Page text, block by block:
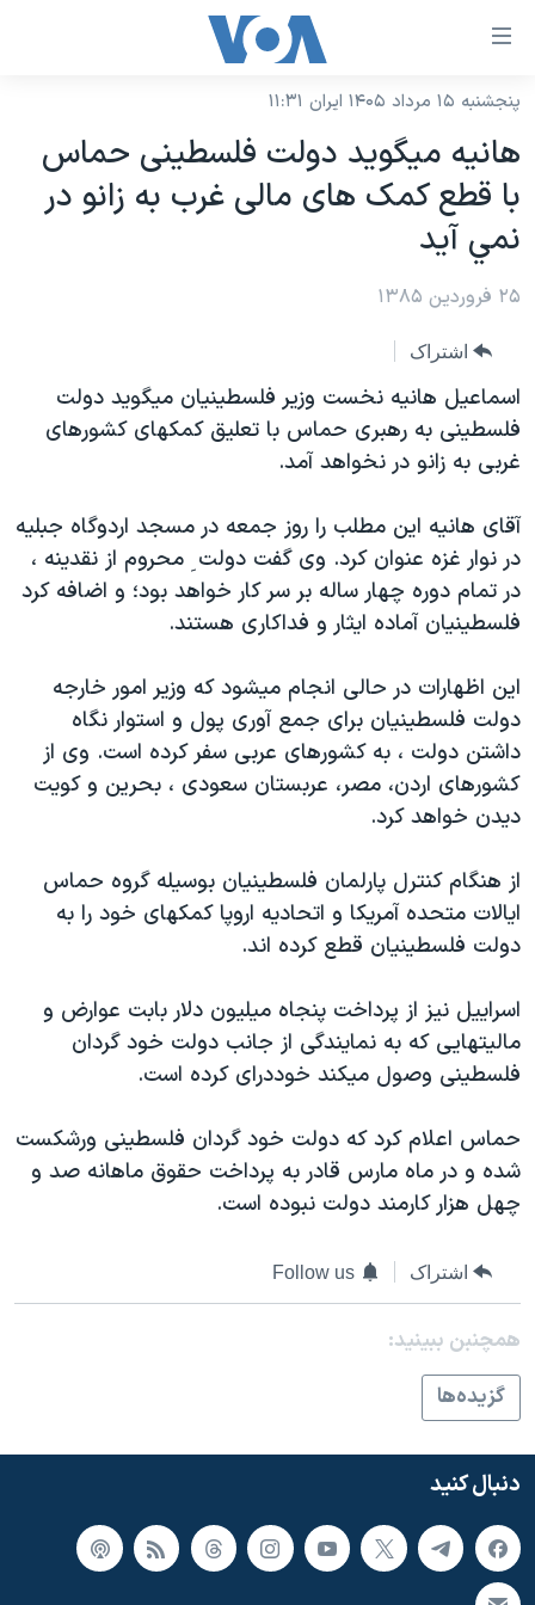
لینکهای
دسترسی
جهش
محتوای
اصلی
جهش
به
صفحه
جهش
به
جستجو
نسخه سبک وب‌سایت
موضوع ها
ایران
آمریکا
جهان
ورزشی
گزیده‌ها
ویژه برنامه‌ها
ویدیوها
فرهنگ و زندگی
حقوق شهروندی
علم و فناوری
اسرائیل در جنگ
گالری عکس
آرشیو پخش زنده
برنامه های تلویزیونی
جدول برنامه ها
صفحه‌های ویژه
جام جهانی ۲۰۲۶
عملیات خشم حماسی
۲۵۰سالگی آمریکا
بایگانی برنامه‌های تلویزیونی
مستندها
انتخابات ریاست جمهوری آمریکا ۲۰۲۴
رمز مهسا
ورزش زنان در ایران
اعتراضات زن، زندگی، آزادی
مجموعه مستندهای دادخواهی
دادگاه حمید نوری
چهل سال گروگان‌گیری
اعتراضات مردمی آبان ۹۸
اسرائیل در جنگ
همایش محافظه‌کاران آمریکا «سی‌پک»
صفحه‌های ویژه
فرکانس‌های صدای آمریکا
پخش رادیویی
دنبال کنید
زبانهای مختلف
پنجشنبه ۱۵ مرداد ۱۴۰۵ ایران ۱۱:۳۱
هانيه ميگويد دولت فلسطينی حماس
با قطع کمک های مالی غرب به زانو در
نمي آيد
۲۵ فروردین ۱۳۸۵
اشتراک
اسماعیل هانیه نخست وزیر فلسطینیان میگوید دولت
فلسطینی به رهبری حماس با تعلیق کمکهای کشورهای
غربی به زانو در نخواهد آمد.
آقای هانیه این مطلب را روز جمعه در مسجد اردوگاه جبلیه
در نوار غزه عنوان کرد. وی گفت دولت ِ محروم از نقدینه ،
در تمام دوره چهار ساله بر سر کار خواهد بود؛ و اضافه کرد
فلسطینیان آماده ایثار و فداکاری هستند.
این اظهارات در حالی انجام میشود که وزیر امور خارجه
دولت فلسطینیان برای جمع آوری پول و استوار نگاه
داشتن دولت ، به کشورهای عربی سفر کرده است. وی از
کشورهای اردن، مصر، عربستان سعودی ، بحرین و کویت
دیدن خواهد کرد.
از هنگام کنترل پارلمان فلسطینیان بوسیله گروه حماس
ایالات متحده آمریکا و اتحادیه اروپا کمکهای خود را به
دولت فلسطینیان قطع کرده اند.
اسراییل نیز از پرداخت پنجاه میلیون دلار بابت عوارض و
مالیتهایی که به نمايندگی از جانب دولت خود گردان
فلسطینی وصول میکند خوددرای کرده است.
حماس اعلام کرد که دولت خود گردان فلسطینی ورشکست
شده و در ماه مارس قادر به پرداخت حقوق ماهانه صد و
چهل هزار کارمند دولت نبوده است.
اشتراک Follow us
همچنبن ببینید:
گزيده‌ها
دنبال کنید